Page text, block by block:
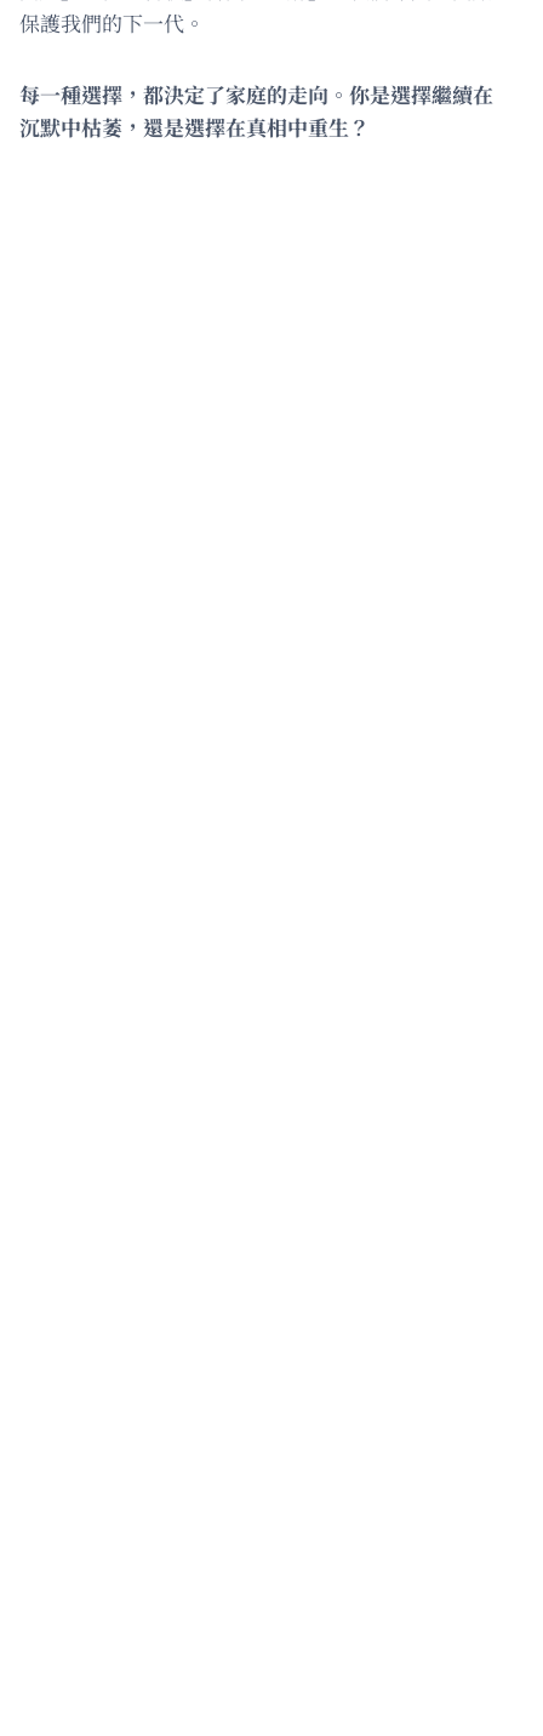
保護我們的下一代。
每一種選擇，都決定了家庭的走向。你是選擇繼續在
沉默中枯萎，還是選擇在真相中重生？